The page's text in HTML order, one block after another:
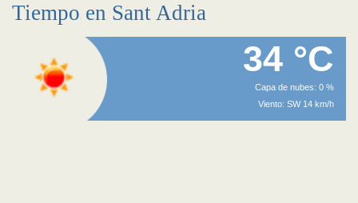
Tiempo en Sant Adria
34 °C
Capa de nubes: 0 %
Viento: SW 14 km/h